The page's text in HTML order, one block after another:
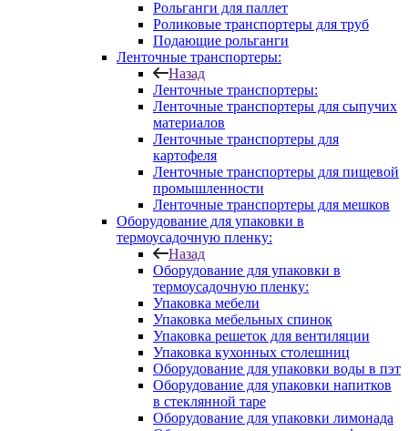
Рольганги для паллет
Роликовые транспортеры для труб
Подающие рольганги
Ленточные транспортеры:
Назад
Ленточные транспортеры:
Ленточные транспортеры для сыпучих
материалов
Ленточные транспортеры для
картофеля
Ленточные транспортеры для пищевой
промышленности
Ленточные транспортеры для мешков
Оборудование для упаковки в
термоусадочную пленку:
Назад
Оборудование для упаковки в
термоусадочную пленку:
Упаковка мебели
Упаковка мебельных спинок
Упаковка решеток для вентиляции
Упаковка кухонных столешниц
Оборудование для упаковки воды в пэт
Оборудование для упаковки напитков
в стеклянной таре
Оборудование для упаковки лимонада